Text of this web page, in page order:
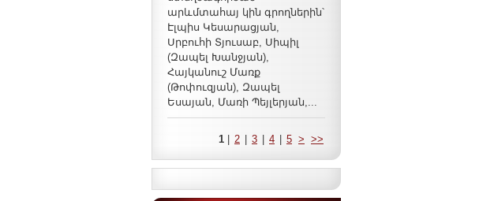
արևմտահայ կին գրողներին՝
Էլպիս Կեսարացյան,
Սրբուհի Տյուսաբ, Սիպիլ
(Զապել Խանջյան),
Հայկանուշ Մառք
(Թոփուզյան), Զապել
Եսայան, Մառի Պեյլերյան,...
1 2 3 4 5 > >>